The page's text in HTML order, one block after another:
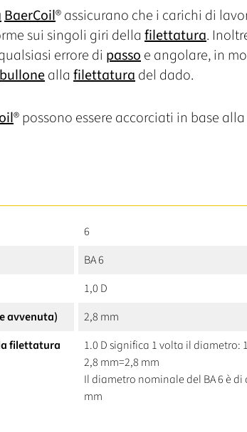
BaerCoil® assicurano che i carichi di
sui singoli giri della filettatura.
errore di passoe angolare, in
bullonealla filettaturadel dado.
® possono essere accorciati in base
6
BA 6
1,0 D
avvenuta)
2,8 mm
filettatura
1.0 D significa 1 volta il diametro:
2,8 mm=2,8 mm
Il diametro nominale del BA 6 è di
mm